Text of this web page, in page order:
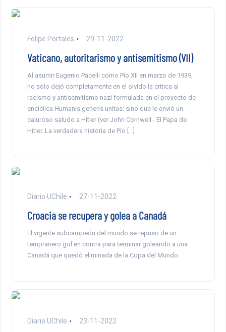
Felipe Portales 29-11-2022
Vaticano, autoritarismo y antisemitismo (VII)
Al asumir Eugenio Pacelli como Pío XII en marzo de 1939,
no sólo dejó completamente en el olvido la crítica al
racismo y antisemitismo nazi formulada en el proyecto de
encíclica Humanis generis unitas; sino que le envió un
caluroso saludo a Hitler (ver John Cornwell.- El Papa de
Hitler. La verdadera historia de Pío […]
Diario UChile 27-11-2022
Croacia se recupera y golea a Canadá
El vigente subcampeón del mundo se repuso de un
tempranero gol en contra para terminar goleando a una
Canadá que quedó eliminada de la Copa del Mundo.
Diario UChile 23-11-2022